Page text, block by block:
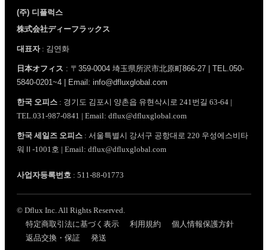
(주) 디플럭스
株式会社ディーフラックス
대표자: 김연화
日本オフィス : 〒359-0004 埼玉県所沢市北原町866-27 | TEL.050-
5840-0201~4 | Email: info@dfluxglobal.com
한국 오피스 : 경기도 김포시 양촌읍 유현삭시로 241번길 63-64 |
TEL.031-987-0841 | Email: dflux@dfluxglobal.com
한국 세일즈 오피스 : 서울특별시 강서구 공항대로 220 우성에스비타
워Ⅱ-1001호 | Email: dflux@dfluxglobal.com
사업자등록번호 : 511-88-01773
© Dflux Inc. All Rights Reserved.
特定商取引法に基づく表示
利用規約
個人情報保護方針
返品交換・保証
発送